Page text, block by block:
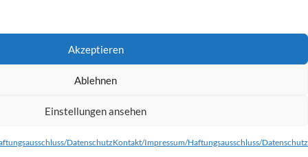
Akzeptieren
Ablehnen
Einstellungen ansehen
DatenschutzKontakt/Impressum/Haftungsausschluss/Datenschutz
Impressum/Datenschutz
Kontakt/Impressum/Haftungsausschluss/Datenschutz
© 2026 Grüne Linke.